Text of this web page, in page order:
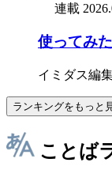
連載
使ってみ
イミダス編
ランキングをもっと
ことば